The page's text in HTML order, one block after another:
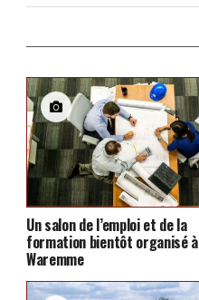
Un salon de l’emploi et de la
formation bientôt organisé à
Waremme